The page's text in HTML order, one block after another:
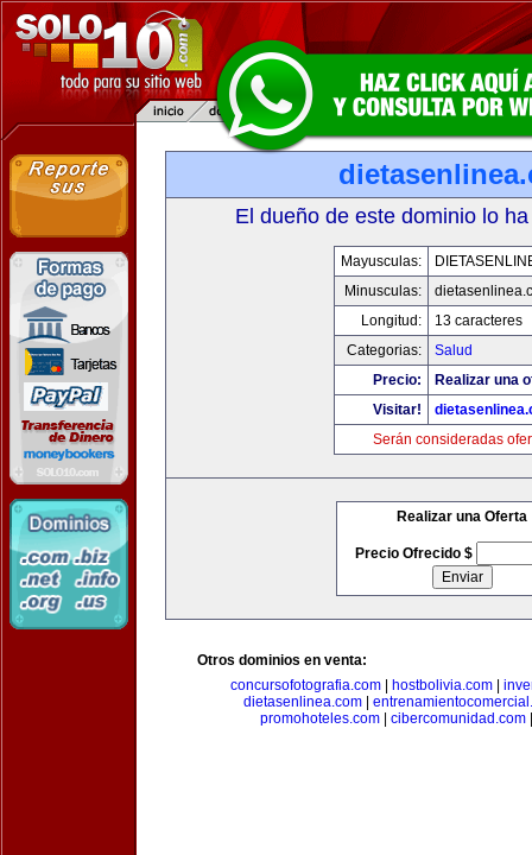
El dueño de este dominio lo
Mayusculas:
Minusculas:
Longitud:
13 caracteres
Categorias:
Salud
Precio:
Realizar una
Visitar!
Serán consideradas
Realizar una Oferta
Precio Ofrecido $
Otros dominios en venta:
concursofotografia.com| hostbolivia.com|
dietasenlinea.com|
promohoteles.com
cibercomunidad.com